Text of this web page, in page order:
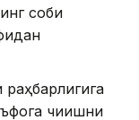
собиқ
чиқишни